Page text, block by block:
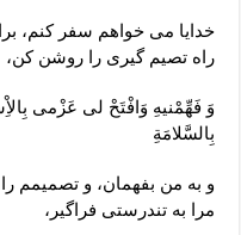
خدايا مى‏ خواهم سفر كنم،
راه تصيم‏ گيرى را روشن كن،
وَ فَهِّمْنيهِ وَافْتَحْ لى عَزْمى
بِالسَّلامَةِ
و به من بفهمان، و تصميمم‏
مرا به تندرستى فراگير،